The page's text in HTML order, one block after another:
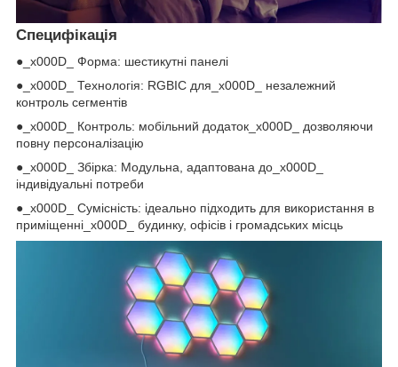
Специфікація
●_x000D_ Форма: шестикутні панелі
●_x000D_ Технологія: RGBIC для_x000D_ незалежний
контроль сегментів
●_x000D_ Контроль: мобільний додаток_x000D_ дозволяючи
повну персоналізацію
●_x000D_ Збірка: Модульна, адаптована до_x000D_
індивідуальні потреби
●_x000D_ Сумісність: ідеально підходить для використання в
приміщенні_x000D_ будинку, офісів і громадських місць